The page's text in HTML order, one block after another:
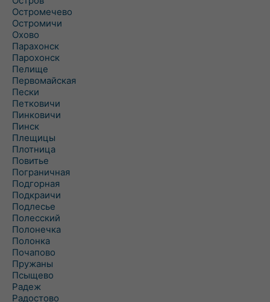
Остромечево
Остромичи
Охово
Парахонск
Парохонск
Пелище
Первомайская
Пески
Петковичи
Пинковичи
Пинск
Плещицы
Плотница
Повитье
Пограничная
Подгорная
Подкраичи
Подлесье
Полесский
Полонечка
Полонка
Почапово
Пружаны
Псыщево
Радеж
Радостово